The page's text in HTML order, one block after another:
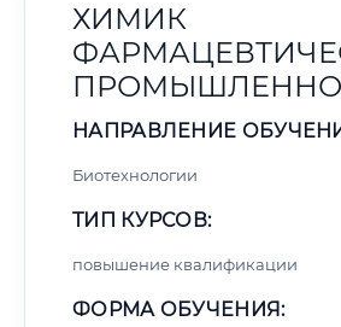
ХИМИК
НАПРАВЛЕНИЕ
Биотехнологии
ТИП КУРСОВ:
повышение квалификации
ФОРМА ОБУЧЕНИЯ: